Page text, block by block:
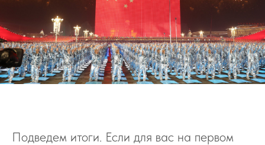
Подведем итоги. Если для вас на первом